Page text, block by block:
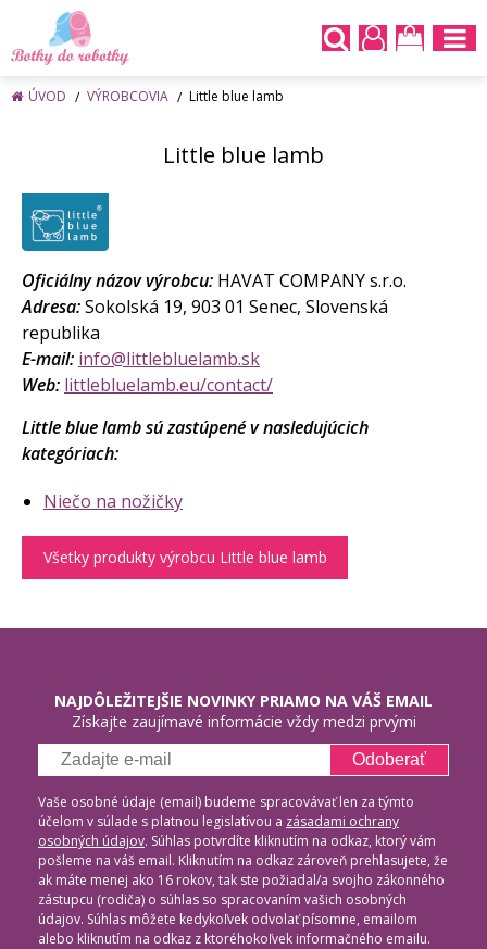
ÚVOD VÝROBCOVIA Little blue lamb
Little blue lamb
Oficiálny názov výrobcu: HAVAT COMPANY s.r.o.
Adresa:Sokolská 19, 903 01 Senec, Slovenská
republika
E-mail: info@littlebluelamb.sk
Web: littlebluelamb.eu/contact/
Little blue lamb sú zastúpené v nasledujúcich
kategóriach:
Niečo na nožičky
Všetky produkty výrobcu Little blue lamb
NAJDÔLEŽITEJŠIE NOVINKY PRIAMO NA VÁŠ EMAIL
Získajte zaujímavé informácie vždy medzi prvými
Odoberať
Vaše osobné údaje (email) budeme spracovávať len za týmto
účelom v súlade s platnou legislatívou a zásadami ochrany
osobných údajov. Súhlas potvrdíte kliknutím na odkaz, ktorý vám
pošleme na váš email. Kliknutím na odkaz zároveň prehlasujete, že
ak máte menej ako 16 rokov, tak ste požiadal/a svojho zákonného
zástupcu (rodiča) o súhlas so spracovaním vašich osobných
údajov. Súhlas môžete kedykoľvek odvolať písomne, emailom
alebo kliknutím na odkaz z ktoréhokoľvek informačného emailu.